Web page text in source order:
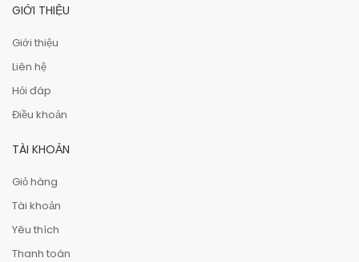
GIỚI THIỆU
Giới thiệu
Liên hệ
Hỏi đáp
Điều khoản
TÀI KHOẢN
Giỏ hàng
Tài khoản
Yêu thích
Thanh toán